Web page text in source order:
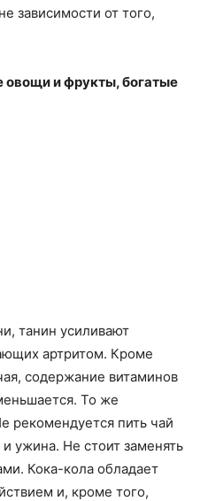
зависимости от того,
овощи и фрукты, богатые
танин усиливают
артритом. Кроме
содержание витаминов
То же
рекомендуется пить чай
ужина. Не стоит заменять
Кока-кола обладает
и, кроме того,